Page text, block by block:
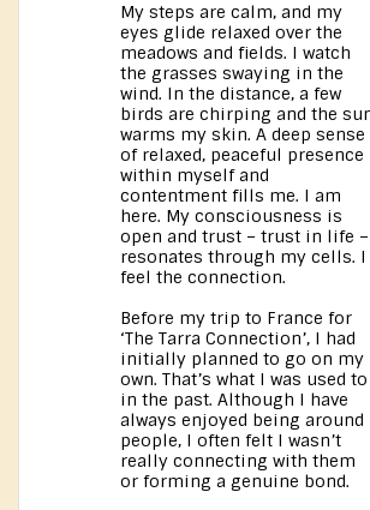
My steps are calm, and my
eyes glide relaxed over the
meadows and fields. I watch
the grasses swaying in the
wind. In the distance, a few
birds are chirping and the
warms my skin. A deep sense
of relaxed, peaceful presence
within myself and
contentment fills me. I am
here. My consciousness is
open and trust – trust in life –
resonates through my cells. I
feel the connection.
Before my trip to France for
‘The Tarra Connection’, I had
initially planned to go on my
own. That’s what I was used to
in the past. Although I have
always enjoyed being around
people, I often felt I wasn’t
really connecting with them
or forming a genuine bond.